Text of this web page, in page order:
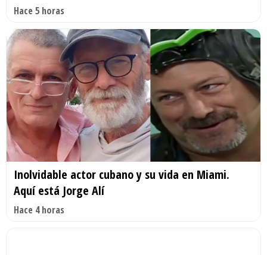
Hace 5 horas
Inolvidable actor cubano y su vida en Miami.
Aquí está Jorge Alí
Hace 4 horas